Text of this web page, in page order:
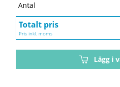
Antal
Totalt pris
Pris inkl. moms
Lägg i